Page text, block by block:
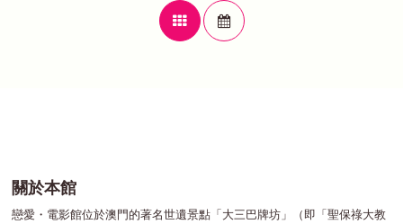
關於本館
戀愛・電影館位於澳門的著名世遺景點「大三巴牌坊」（即「聖保祿大教